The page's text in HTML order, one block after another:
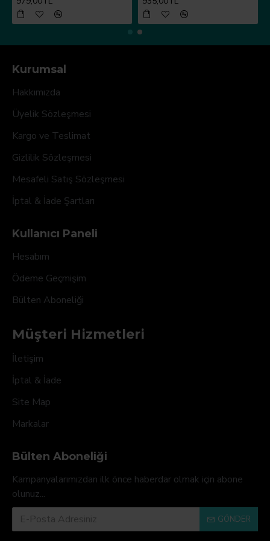
Kurumsal
Hakkımızda
Üyelik Sözleşmesi
Kargo ve Teslimat
Gizlilik Sözleşmesi
Mesafeli Satış Sözleşmesi
İptal & İade Şartları
Kullanıcı Paneli
Hesabım
Ödeme Geçmişim
Bülten Aboneliği
Müşteri Hizmetleri
İletişim
İptal & İade
Site Map
Markalar
Bülten Aboneliği
Kampanyalarımızdan ilk önce haberdar olmak için abone
olunuz...
GÖNDER